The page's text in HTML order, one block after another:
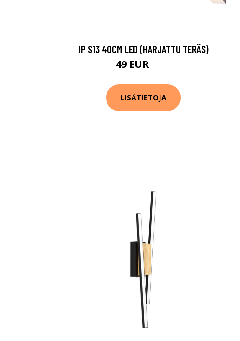
IP S13 40CM LED (HARJATTU TERÄS)
49 EUR
LISÄTIETOJA